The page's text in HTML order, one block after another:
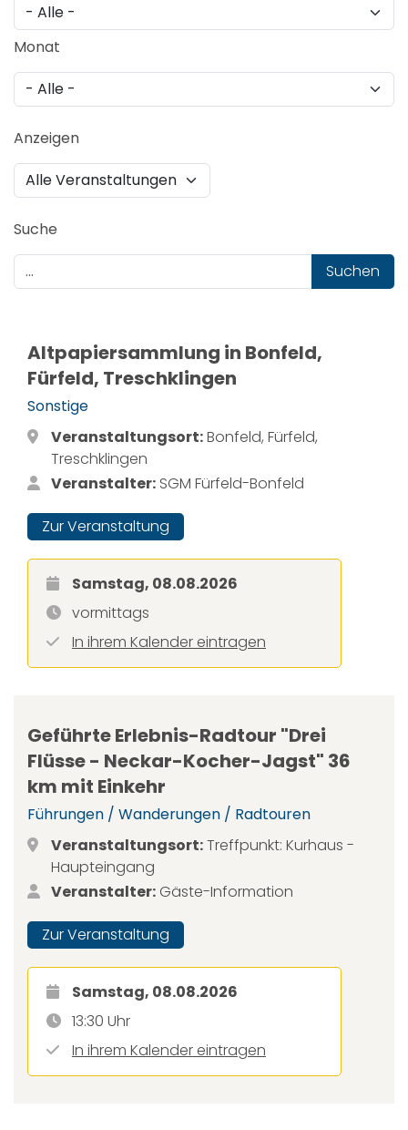
Monat
Anzeigen
Suche
Suchen
Altpapiersammlung in Bonfeld,
Fürfeld, Treschklingen
Sonstige
Veranstaltungsort:Bonfeld, Fürfeld,
Treschklingen
Veranstalter: SGM Fürfeld-Bonfeld
Zur Veranstaltung
Samstag, 08.08.2026
vormittags
In ihrem Kalender eintragen
Geführte Erlebnis-Radtour "Drei
Flüsse - Neckar-Kocher-Jagst" 36
km mit Einkehr
Führungen / Wanderungen / Radtouren
Veranstaltungsort:Treffpunkt: Kurhaus -
Haupteingang
Veranstalter: Gäste-Information
Zur Veranstaltung
Samstag, 08.08.2026
13:30 Uhr
In ihrem Kalender eintragen